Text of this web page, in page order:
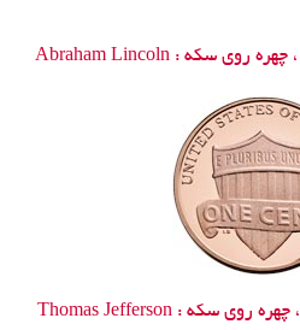
، چهره روی سکه : Abraham Lincoln
، چهره روی سکه : Thomas Jefferson